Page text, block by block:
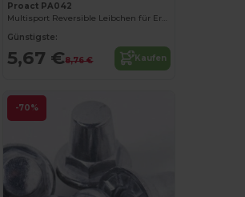
Proact PA042
Multisport Reversible Leibchen für Erwachsene und Kinder
Günstigste:
5,67 €8,76 € Kaufen
-70%